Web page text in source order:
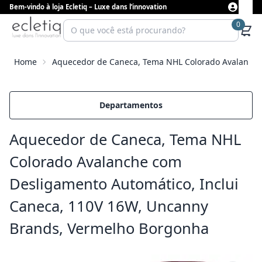
Bem-vindo à loja Ecletiq – Luxe dans l’innovation
0
Home Aquecedor de Caneca, Tema NHL Colorado
Departamentos
Aquecedor de Caneca, Tema NHL
Colorado Avalanche com
Desligamento Automático, Inclui
Caneca, 110V 16W, Uncanny
Brands, Vermelho Borgonha